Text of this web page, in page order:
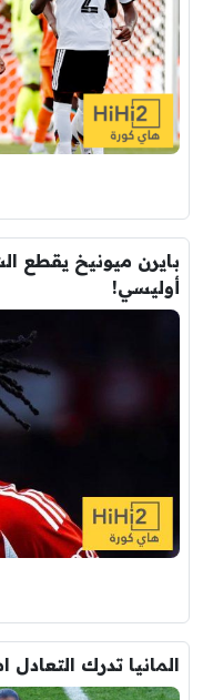
بايرن ميونيخ يقطع
أوليسي!
المانيا تدرك التعادل